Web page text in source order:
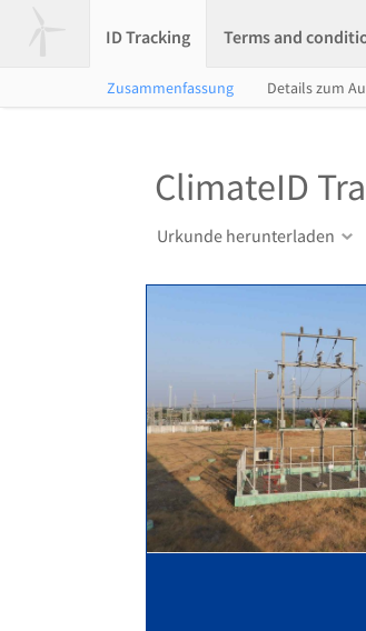
ID Tracking Terms and
Zusammenfassung Details zum
ClimateID
Urkunde herunterladen